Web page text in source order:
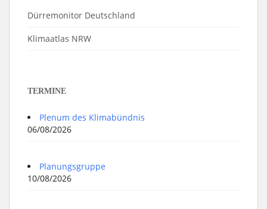
Dürremonitor Deutschland
Klimaatlas NRW
TERMINE
Plenum des Klimabündnis
06/08/2026
Planungsgruppe
10/08/2026